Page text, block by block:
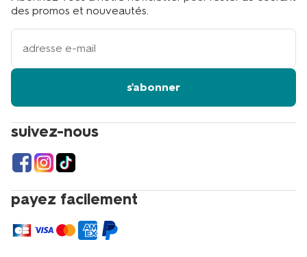
suivez-nous
payez facilement
des promos et nouveautés.
votre
adresse
s'abonner